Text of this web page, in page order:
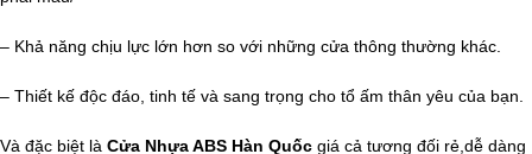
– Khả năng chịu lực lớn hơn so với những cửa thông thường khác.
– Thiết kế độc đáo, tinh tế và sang trọng cho tổ ấm thân yêu của bạn.
Và đặc biệt là Cửa Nhựa ABS Hàn Quốc giá cả tương đối rẻ,dễ dàng